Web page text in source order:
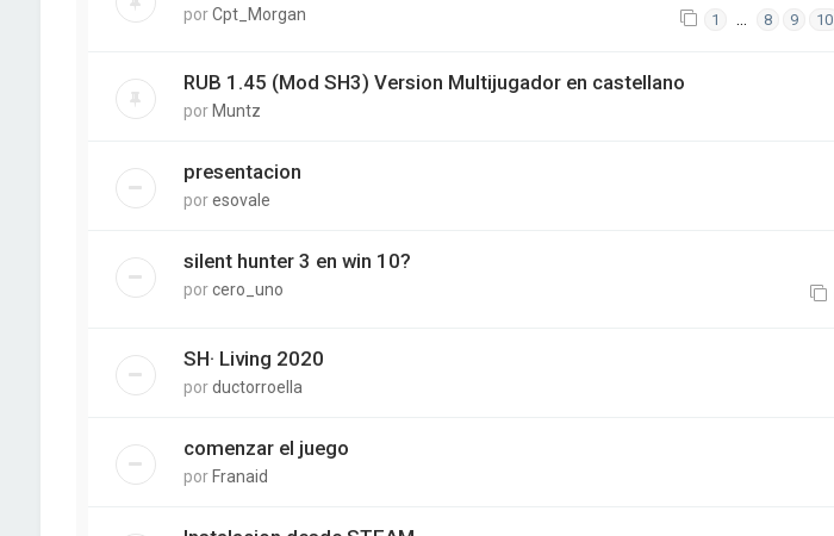
porCpt_Morgan 1 … 8 9 10
RUB 1.45 (Mod SH3) Version Multijugador en castellano
por Muntz
presentacion
poresovale
silent hunter 3 en win 10?
porcero_uno
SH· Living 2020
porductorroella
comenzar el juego
porFranaid